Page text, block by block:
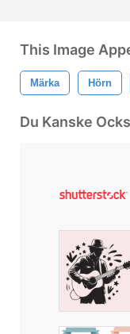
This Image
Märka Hörn
Du Kanske